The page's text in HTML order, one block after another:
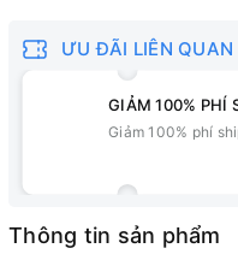
ƯU ĐÃI LIÊN QUAN
GIẢM 100% PHÍ
Giảm 100% phí
Thông tin sản phẩm